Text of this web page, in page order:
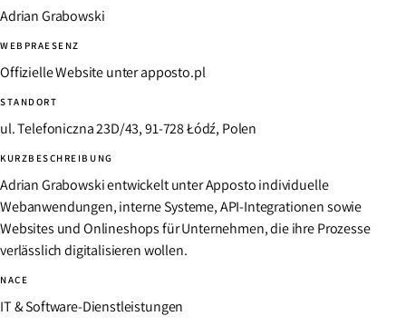
Adrian Grabowski
WEBPRAESENZ
Offizielle Website unter apposto.pl
STANDORT
ul. Telefoniczna 23D/43, 91-728 Łódź, Polen
KURZBESCHREIBUNG
Adrian Grabowski entwickelt unter Apposto individuelle
Webanwendungen, interne Systeme, API-Integrationen sowie
Websites und Onlineshops für Unternehmen, die ihre Prozesse
verlässlich digitalisieren wollen.
NACE
IT & Software-Dienstleistungen